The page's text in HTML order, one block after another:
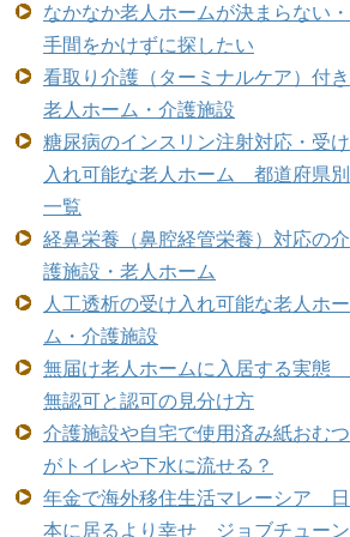
なかなか老人ホームが決まらない・
手間をかけずに探したい
看取り介護（ターミナルケア）付き
老人ホーム・介護施設
糖尿病のインスリン注射対応・受け
入れ可能な老人ホーム 都道府県別
一覧
経鼻栄養（鼻腔経管栄養）対応の介
護施設・老人ホーム
人工透析の受け入れ可能な老人ホー
ム・介護施設
無届け老人ホームに入居する実態
無認可と認可の見分け方
介護施設や自宅で使用済み紙おむつ
がトイレや下水に流せる？
年金で海外移住生活マレーシア 日
本に居るより幸せ ジョブチューン